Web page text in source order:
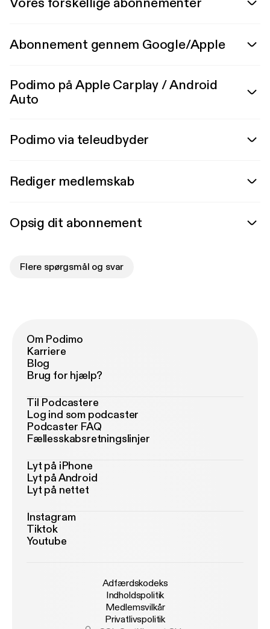
Abonnement gennem Google/Apple
Podimo på Apple Carplay / Android
Auto
Podimo via teleudbyder
Rediger medlemskab
Opsig dit abonnement
Flere spørgsmål og svar
Om Podimo
Karriere
Blog
Brug for hjælp?
Til Podcastere
Log ind som podcaster
Podcaster FAQ
Fællesskabsretningslinjer
Lyt på iPhone
Lyt på Android
Lyt på nettet
Instagram
Tiktok
Youtube
Adfærdskodeks
Indholdspolitik
Medlemsvilkår
Privatlivspolitik